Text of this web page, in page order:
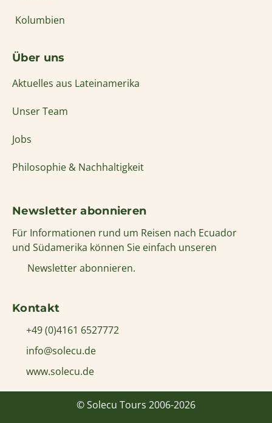
Kolumbien
Über uns
Aktuelles aus Lateinamerika
Unser Team
Jobs
Philosophie & Nachhaltigkeit
Newsletter abonnieren
Für Informationen rund um Reisen nach Ecuador
und Südamerika können Sie einfach unseren
Newsletter abonnieren.
Kontakt
+49 (0)4161 6527772
info@solecu.de
www.solecu.de
© Solecu Tours 2006-2026